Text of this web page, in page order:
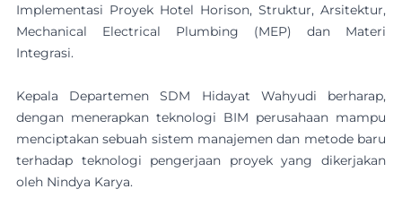
Implementasi Proyek Hotel Horison, Struktur, Arsitektur,
Mechanical Electrical Plumbing (MEP) dan Materi
Integrasi.
Kepala Departemen SDM Hidayat Wahyudi berharap,
dengan menerapkan teknologi BIM perusahaan mampu
menciptakan sebuah sistem manajemen dan metode baru
terhadap teknologi pengerjaan proyek yang dikerjakan
oleh Nindya Karya.